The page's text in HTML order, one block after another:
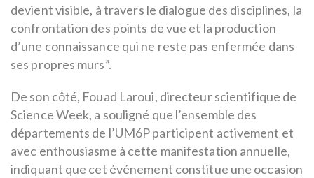
devient visible, à travers le dialogue des disciplines, la
confrontation des points de vue et la production
d’une connaissance qui ne reste pas enfermée dans
ses propres murs”.
De son côté, Fouad Laroui, directeur scientifique de
Science Week, a souligné que l’ensemble des
départements de l’UM6P participent activement et
avec enthousiasme à cette manifestation annuelle,
indiquant que cet événement constitue une occasion